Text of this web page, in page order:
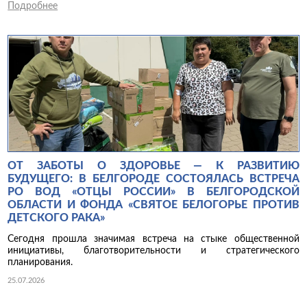
Подробнее
ОТ ЗАБОТЫ О ЗДОРОВЬЕ — К РАЗВИТИЮ
БУДУЩЕГО: В БЕЛГОРОДЕ СОСТОЯЛАСЬ ВСТРЕЧА
РО ВОД «ОТЦЫ РОССИИ» В БЕЛГОРОДСКОЙ
ОБЛАСТИ И ФОНДА «СВЯТОЕ БЕЛОГОРЬЕ ПРОТИВ
ДЕТСКОГО РАКА»
Сегодня прошла значимая встреча на стыке общественной
инициативы, благотворительности и стратегического
планирования.
25.07.2026